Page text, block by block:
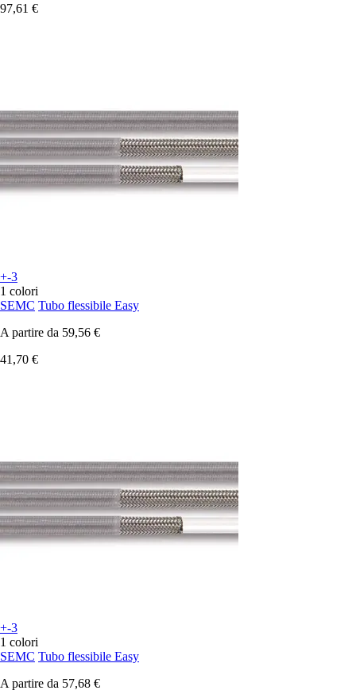
97,61 €
+-3
1 colori
SEMC Tubo flessibile Easy
A partire da 59,56 €
41,70 €
+-3
1 colori
SEMC Tubo flessibile Easy
A partire da 57,68 €